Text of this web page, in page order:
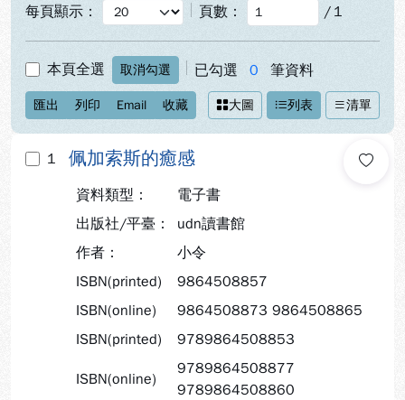
每頁顯示：
頁數： / 1
本頁全選 取消勾選 已勾選 0 筆資料
匯出 列印 Email 收藏 大圖 列表 清單
1 佩加索斯的癒感
資料類型：
電子書
出版社/平臺：
udn讀書館
作者：
小令
ISBN(printed)
9864508857
ISBN(online)
9864508873 9864508865
ISBN(printed)
9789864508853
ISBN(online)
9789864508877
9789864508860